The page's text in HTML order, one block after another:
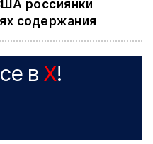
россиянки
содержания
в X!